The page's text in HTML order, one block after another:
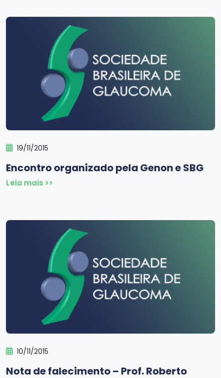
19/11/2015
Encontro organizado pela Genon e SBG
Leia mais >>
10/11/2015
Nota de falecimento – Prof. Roberto